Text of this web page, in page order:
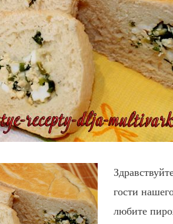
гости
любите